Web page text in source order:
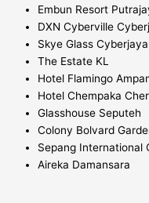
Embun Resort
DXN Cyberville
Skye Glass Cyberjaya
The Estate KL
Hotel Flamingo
Hotel Chempaka
Glasshouse Seputeh
Colony Bolvard
Sepang International
Aireka Damansara